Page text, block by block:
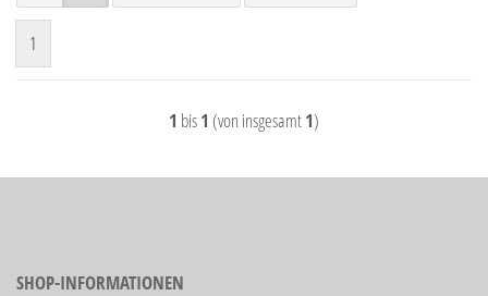
1
1 bis1 (von insgesamt1)
SHOP-INFORMATIONEN